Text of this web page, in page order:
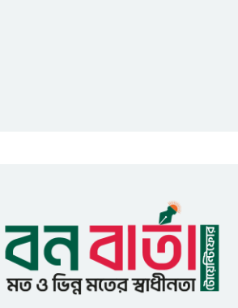
সহযোগিতা চাইলেন সাইফুল ইসলাম